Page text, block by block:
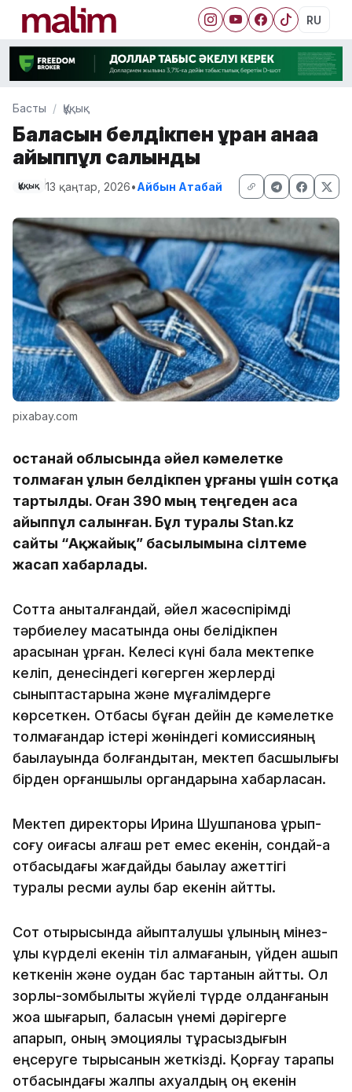
RU
Басты Құқық
Баласын белдікпен ұрған анаға
айыппұл салынды
Құқық 13 қаңтар, 2026•Айбын Атабай
pixabay.com
Қостанай облысында әйел кәмелетке
толмаған ұлын белдікпен ұрғаны үшін сотқа
тартылды. Оған 390 мың теңгеден аса
айыппұл салынған. Бұл туралы Stan.kz
сайты “Ақжайық” басылымына сілтеме
жасап хабарлады.
Сотта анықталғандай, әйел жасөспірімді
тәрбиелеу мақсатында оны белідікпен
арқасынан ұрған. Келесі күні бала мектепке
келіп, денесіндегі көгерген жерлерді
сыныптастарына және мұғалімдерге
көрсеткен. Отбасы бұған дейін де кәмелетке
толмағандар істері жөніндегі комиссияның
бақылауында болғандықтан, мектеп басшылығы
бірден қорғаншылық органдарына хабарласқан.
Мектеп директоры Ирина Шушпанова ұрып-
соғу оқиғасы алғаш рет емес екенін, сондай-ақ
отбасыдағы жағдайды бақылау қажеттігі
туралы ресми қаулы бар екенін айтты.
Сот отырысында айыпталушы ұлының мінез-
құлқы күрделі екенін тіл алмағанын, үйден қашып
кеткенін және оқудан бас тартқанын айтты. Ол
зорлық-зомбылықты жүйелі түрде қолданғанын
жоққа шығарып, баласын үнемі дәрігерге
апарып, оның эмоциялық тұрақсыздығын
еңсеруге тырысқанын жеткізді. Қорғау тарапы
отбасындағы жалпы ахуалдың оң екенін